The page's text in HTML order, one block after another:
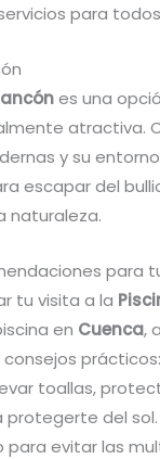
para
es una
atractiva.
y su
escapar del
naturaleza.
para
tu visita a la
en Cuenca,
prácticos:
toallas,
protegerte del sol.
para evitar las